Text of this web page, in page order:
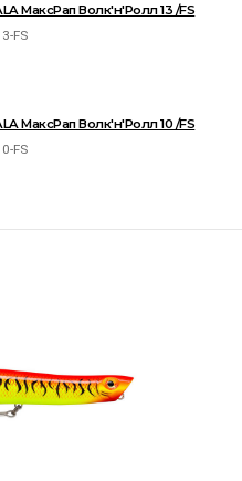
МаксРап Волк'н'Ролл 13 /FS
FS
МаксРап Волк'н'Ролл 10 /FS
FS